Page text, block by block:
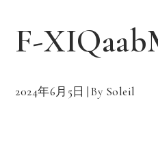
F-
2024年6月5日 By Soleil